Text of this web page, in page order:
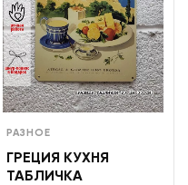
РАЗНОЕ
ГРЕЦИЯ КУХНЯ
ТАБЛИЧКА